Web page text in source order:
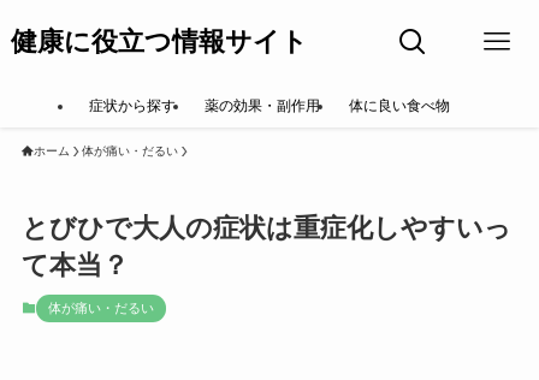
健康に役立つ情報サイト
症状から探す 薬の効果・副作用 体に良い食べ物
ホーム 体が痛い・だるい
とびひで大人の症状は重症化しやすいっ
て本当？
体が痛い・だるい